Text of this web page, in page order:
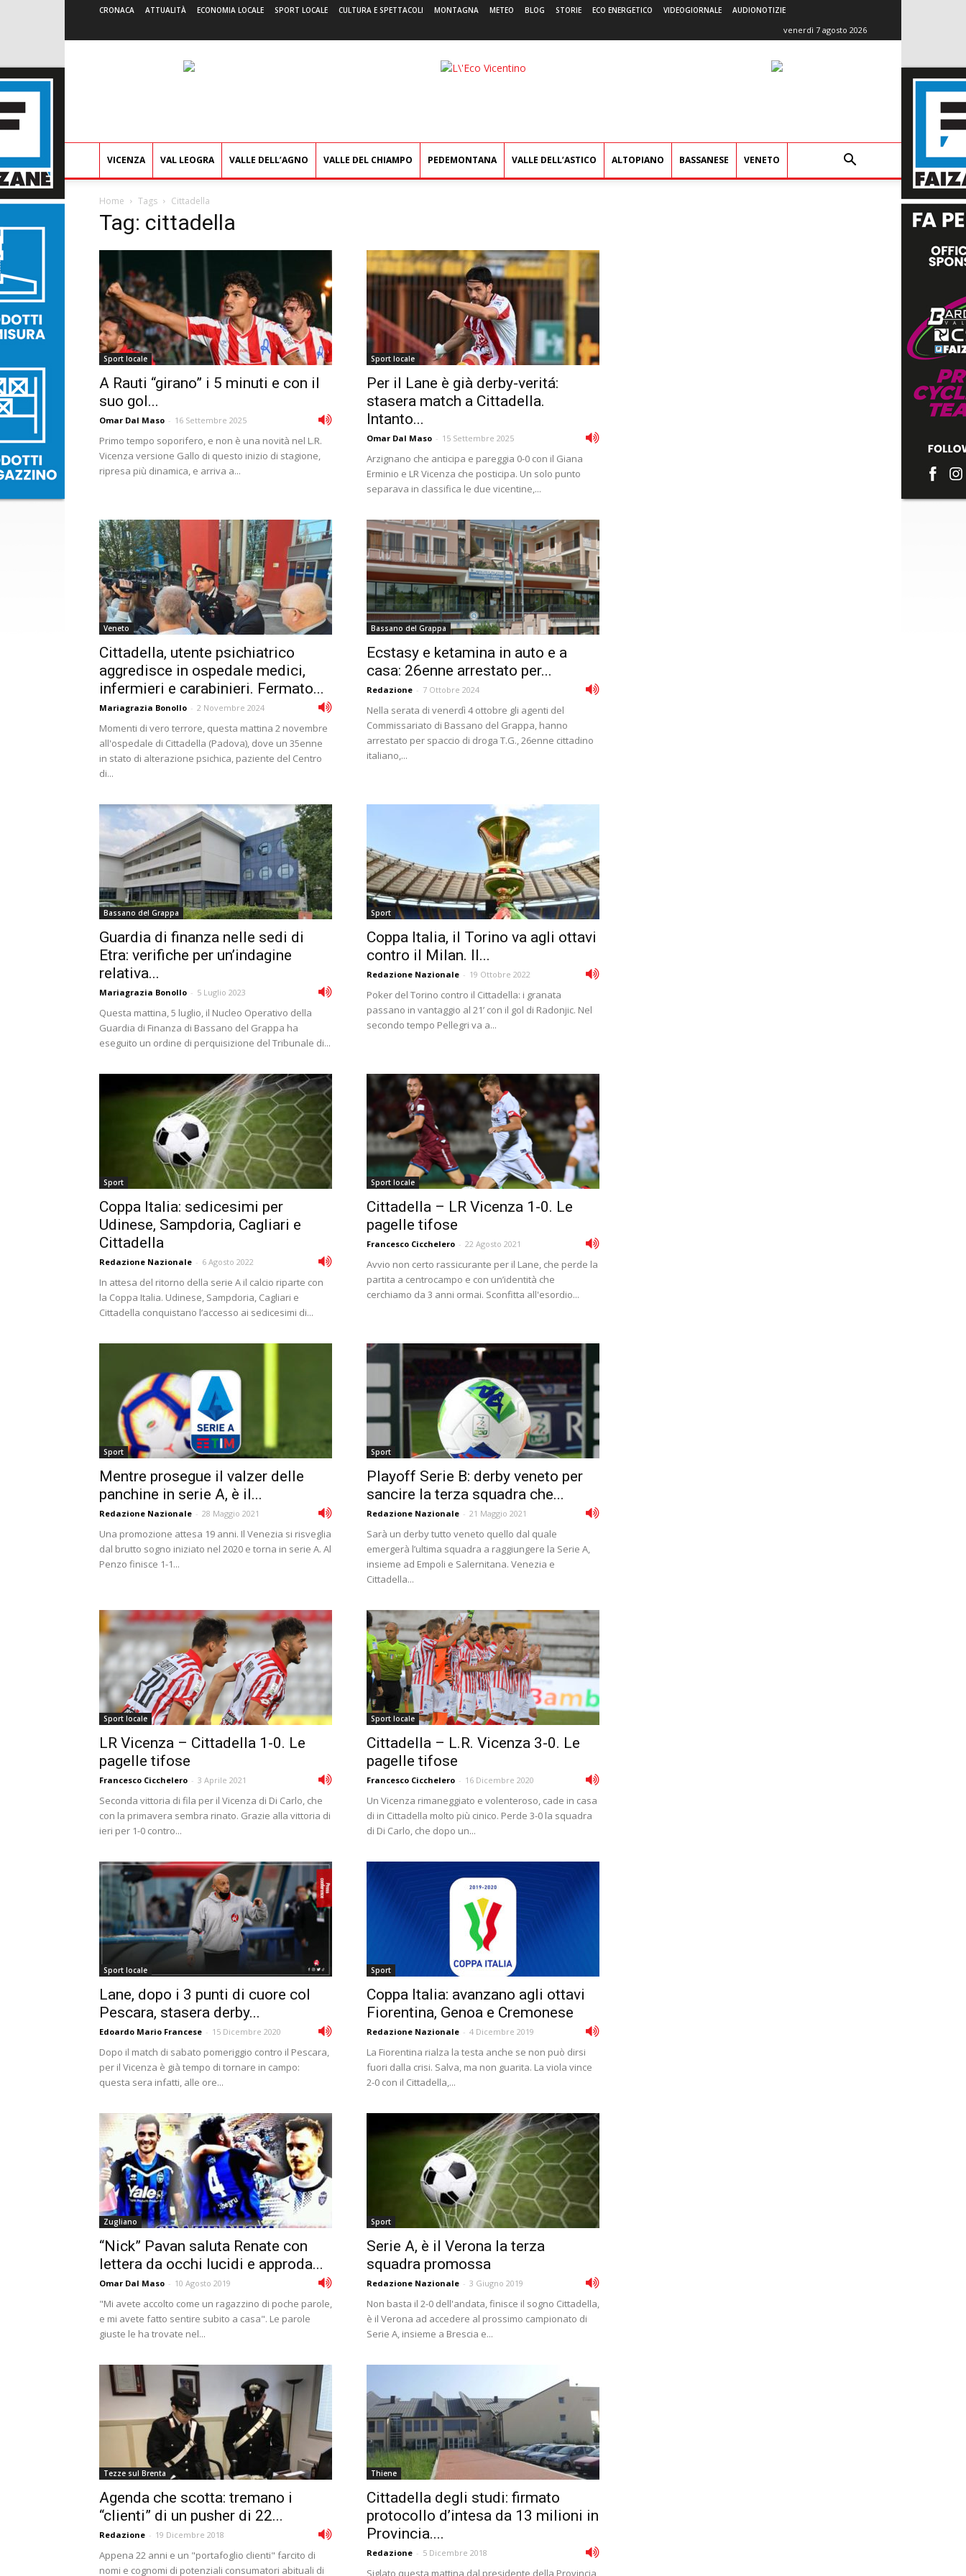
CRONACA ATTUALITÀ ECONOMIA LOCALE SPORT LOCALE CULTURA E SPETTACOLI MONTAGNA METEO BLOG STORIE ECO ENERGETICO VIDEOGIORNALE AUDIONOTIZIE
venerdì 7 agosto 2026
L'Eco
VICENZA VAL LEOGRA VALLE DELL’AGNO VALLE DEL CHIAMPO PEDEMONTANA VALLE DELL’ASTICO ALTOPIANO BASSANESE VENETO
Home Tags Cittadella
Tag: cittadella
Sport locale
A Rauti “girano” i 5 minuti e con il
suo gol...
Omar Dal Maso - 16 Settembre 2025
Primo tempo soporifero, e non è una novità nel L.R.
Vicenza versione Gallo di questo inizio di stagione,
ripresa più dinamica, e arriva a...
Sport locale
Per il Lane è già derby-veritá:
stasera match a Cittadella.
Intanto...
Omar Dal Maso - 15 Settembre 2025
Arzignano che anticipa e pareggia 0-0 con il Giana
Erminio e LR Vicenza che posticipa. Un solo punto
separava in classifica le due vicentine,...
Veneto
Cittadella, utente psichiatrico
aggredisce in ospedale medici,
infermieri e carabinieri. Fermato...
Mariagrazia Bonollo - 2 Novembre 2024
Momenti di vero terrore, questa mattina 2 novembre
all'ospedale di Cittadella (Padova), dove un 35enne
in stato di alterazione psichica, paziente del Centro
di...
Bassano del Grappa
Ecstasy e ketamina in auto e a
casa: 26enne arrestato per...
Redazione - 7 Ottobre 2024
Nella serata di venerdì 4 ottobre gli agenti del
Commissariato di Bassano del Grappa, hanno
arrestato per spaccio di droga T.G., 26enne cittadino
italiano,...
Bassano del Grappa
Guardia di finanza nelle sedi di
Etra: verifiche per un’indagine
relativa...
Mariagrazia Bonollo - 5 Luglio 2023
Questa mattina, 5 luglio, il Nucleo Operativo della
Guardia di Finanza di Bassano del Grappa ha
eseguito un ordine di perquisizione del Tribunale di...
Sport
Coppa Italia, il Torino va agli ottavi
contro il Milan. Il...
Redazione Nazionale - 19 Ottobre 2022
Poker del Torino contro il Cittadella: i granata
passano in vantaggio al 21’ con il gol di Radonjic. Nel
secondo tempo Pellegri va a...
Sport
Coppa Italia: sedicesimi per
Udinese, Sampdoria, Cagliari e
Cittadella
Redazione Nazionale - 6 Agosto 2022
In attesa del ritorno della serie A il calcio riparte con
la Coppa Italia. Udinese, Sampdoria, Cagliari e
Cittadella conquistano l’accesso ai sedicesimi di...
Sport locale
Cittadella – LR Vicenza 1-0. Le
pagelle tifose
Francesco Cicchelero - 22 Agosto 2021
Avvio non certo rassicurante per il Lane, che perde la
partita a centrocampo e con un’identità che
cerchiamo da 3 anni ormai. Sconfitta all'esordio...
Sport
Mentre prosegue il valzer delle
panchine in serie A, è il...
Redazione Nazionale - 28 Maggio 2021
Una promozione attesa 19 anni. Il Venezia si risveglia
dal brutto sogno iniziato nel 2020 e torna in serie A. Al
Penzo finisce 1-1...
Sport
Playoff Serie B: derby veneto per
sancire la terza squadra che...
Redazione Nazionale - 21 Maggio 2021
Sarà un derby tutto veneto quello dal quale
emergerà l’ultima squadra a raggiungere la Serie A,
insieme ad Empoli e Salernitana. Venezia e
Cittadella...
Sport locale
LR Vicenza – Cittadella 1-0. Le
pagelle tifose
Francesco Cicchelero - 3 Aprile 2021
Seconda vittoria di fila per il Vicenza di Di Carlo, che
con la primavera sembra rinato. Grazie alla vittoria di
ieri per 1-0 contro...
Sport locale
Cittadella – L.R. Vicenza 3-0. Le
pagelle tifose
Francesco Cicchelero - 16 Dicembre 2020
Un Vicenza rimaneggiato e volenteroso, cade in casa
di in Cittadella molto più cinico. Perde 3-0 la squadra
di Di Carlo, che dopo un...
Sport locale
Lane, dopo i 3 punti di cuore col
Pescara, stasera derby...
Edoardo Mario Francese - 15 Dicembre 2020
Dopo il match di sabato pomeriggio contro il Pescara,
per il Vicenza è già tempo di tornare in campo:
questa sera infatti, alle ore...
Sport
Coppa Italia: avanzano agli ottavi
Fiorentina, Genoa e Cremonese
Redazione Nazionale - 4 Dicembre 2019
La Fiorentina rialza la testa anche se non può dirsi
fuori dalla crisi. Salva, ma non guarita. La viola vince
2-0 con il Cittadella,...
Zugliano
“Nick” Pavan saluta Renate con
lettera da occhi lucidi e approda...
Omar Dal Maso - 10 Agosto 2019
"Mi avete accolto come un ragazzino di poche parole,
e mi avete fatto sentire subito a casa". Le parole
giuste le ha trovate nel...
Sport
Serie A, è il Verona la terza
squadra promossa
Redazione Nazionale - 3 Giugno 2019
Non basta il 2-0 dell'andata, finisce il sogno Cittadella,
è il Verona ad accedere al prossimo campionato di
Serie A, insieme a Brescia e...
Tezze sul Brenta
Agenda che scotta: tremano i
“clienti” di un pusher di 22...
Redazione - 19 Dicembre 2018
Appena 22 anni e un "portafoglio clienti" farcito di
nomi e cognomi di potenziali consumatori abituali di
Thiene
Cittadella degli studi: firmato
protocollo d’intesa da 13 milioni in
Provincia....
Redazione - 5 Dicembre 2018
Siglato questa mattina dal presidente della Provincia